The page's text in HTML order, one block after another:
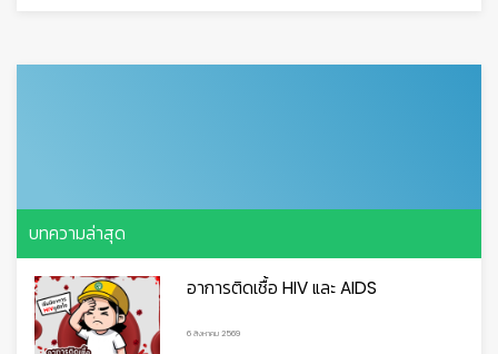
บทความล่าสุด
อาการติดเชื้อ HIV และ AIDS
6 สิงหาคม 2569